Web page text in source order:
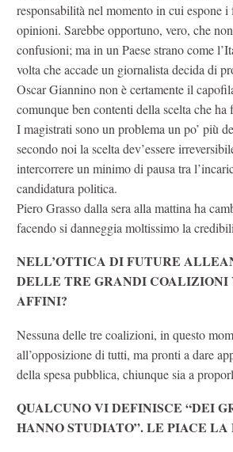
responsabilità nel momento in cui espone i
opinioni. Sarebbe opportuno, vero, che
confusioni; ma in un Paese strano come
volta che accade un giornalista decida di
Oscar Giannino non è certamente il
comunque ben contenti della scelta che ha
I magistrati sono un problema un po’ più
secondo noi la scelta dev’essere
intercorrere un minimo di pausa tra
candidatura politica.
Piero Grasso dalla sera alla mattina ha
facendo si danneggia moltissimo la
NELL’OTTICA DI FUTURE
DELLE TRE GRANDI COALIZIONI
AFFINI?
Nessuna delle tre coalizioni, in questo
all’opposizione di tutti, ma pronti a dare
della spesa pubblica, chiunque sia a
QUALCUNO VI DEFINISCE “DEI
HANNO STUDIATO”. LE PIACE